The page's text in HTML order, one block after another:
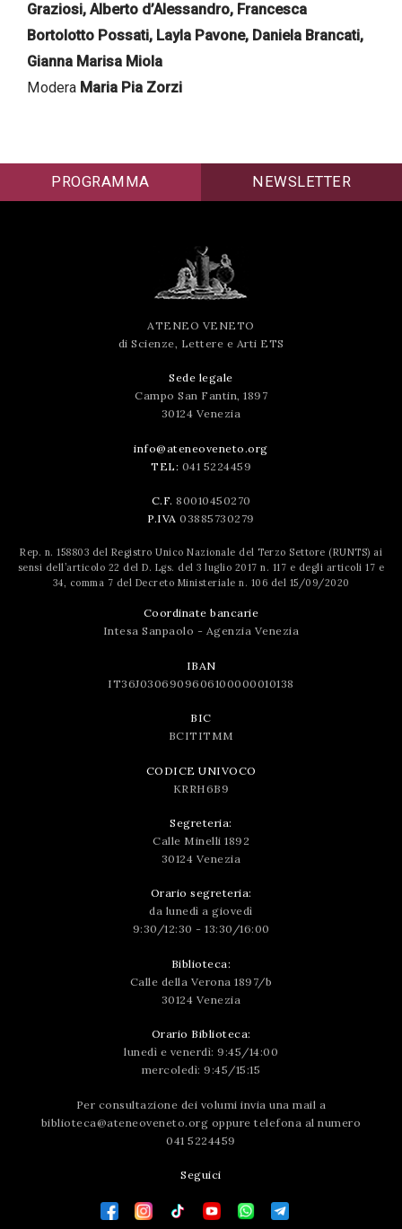
Graziosi, Alberto d’Alessandro, Francesca
Bortolotto Possati, Layla Pavone, Daniela Brancati,
Gianna Marisa Miola
Modera Maria Pia Zorzi
avvenuta con
PROGRAMMA NEWSLETTER
ATENEO VENETO
di Scienze, Lettere e Arti ETS
Sede legale
Campo San Fantin, 1897
30124 Venezia
info@ateneoveneto.org
TEL: 041 5224459
C.F. 80010450270
P.IVA 03885730279
Rep. n. 158803 del Registro Unico Nazionale del Terzo Settore (RUNTS) ai
sensi dell’articolo 22 del D. Lgs. del 3 luglio 2017 n. 117 e degli articoli 17 e
34, comma 7 del Decreto Ministeriale n. 106 del 15/09/2020
Coordinate bancarie
Intesa Sanpaolo - Agenzia Venezia
IBAN
IT36J0306909606100000010138
BIC
BCITITMM
CODICE UNIVOCO
KRRH6B9
Segreteria:
Calle Minelli 1892
30124 Venezia
Orario segreteria:
da lunedì a giovedì
9:30/12:30 - 13:30/16:00
Biblioteca:
Calle della Verona 1897/b
30124 Venezia
Orario Biblioteca:
lunedì e venerdì: 9:45/14:00
mercoledì: 9:45/15:15
Per consultazione dei volumi invia una mail a
biblioteca@ateneoveneto.org oppure telefona al numero
041 5224459
Seguici